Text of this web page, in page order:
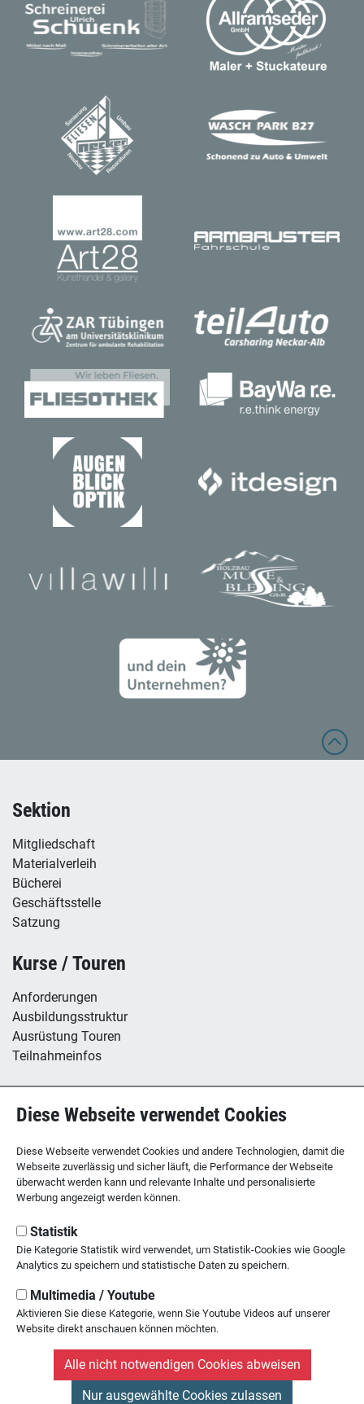
Sektion
Mitgliedschaft
Materialverleih
Bücherei
Geschäftsstelle
Satzung
Kurse / Touren
Anforderungen
Ausbildungsstruktur
Ausrüstung Touren
Teilnahmeinfos
B12 - Boulderzentrum
des Deutschen Alpenvereins
Kornhausstr. 21
Tel: 07071 / 23 45 1
Diese Webseite verwendet Cookies
Diese Webseite verwendet Cookies und andere Technologien, damit die
Webseite zuverlässig und sicher läuft, die Performance der Webseite
überwacht werden kann und relevante Inhalte und personalisierte
Werbung angezeigt werden können.
Statistik
Die Kategorie Statistik wird verwendet, um Statistik-Cookies wie Google
Analytics zu speichern und statistische Daten zu speichern.
Multimedia / Youtube
Aktivieren Sie diese Kategorie, wenn Sie Youtube Videos auf unserer
Website direkt anschauen können möchten.
Alle nicht notwendigen Cookies abweisen
Nur ausgewählte Cookies zulassen